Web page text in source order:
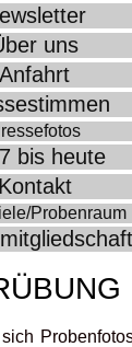
uns
Anfahrt
bis heute
Kontakt
Probenraum